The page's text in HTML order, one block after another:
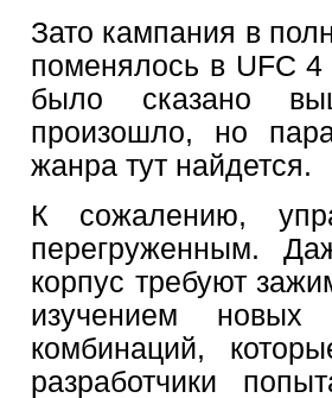
Зато кампания в
поменялось в UFC 4
было сказано
произошло, но
жанра тут найдется.
К сожалению,
перегруженным.
корпус требуют
изучением
комбинаций,
разработчики